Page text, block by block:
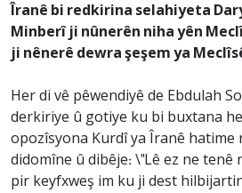
Îranê bi redkirina selahiyeta
Minberî ji nûnerên niha yên
ji nênerê dewra şeşem ya
Her di vê pêwendiyê de Ebdulah
derkiriye û gotiye ku bi buxtana
opozîsyona Kurdî ya Îranê
didomîne û dibêje: \"Lê ez ne
pir keyfxweş im ku ji dest